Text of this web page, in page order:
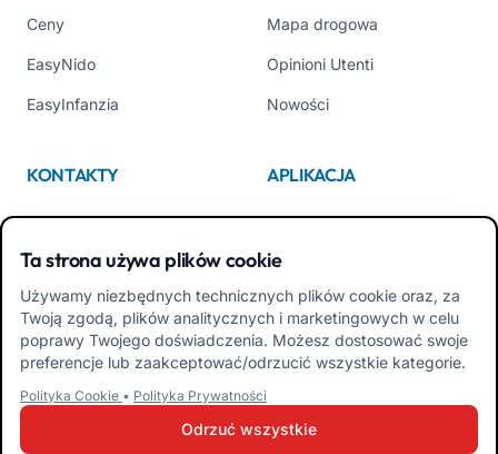
Ceny
EasyNido
EasyInfanzia
Mapa drogowa
Opinioni Utenti
Nowości
KONTAKTY
Kim jesteśmy
Contattaci
Tel +39 02 84152514
APLIKACJA
App Store
Google Play
Pobierz APK Aplikacja dla
Rodzin
Pobierz APK Aplikacja dla
Ta strona używa plików cookie
Używamy niezbędnych technicznych plików cookie oraz, za
Twoją zgodą, plików analitycznych i marketingowych w celu
poprawy Twojego doświadczenia. Możesz dostosować swoje
preferencje lub zaakceptować/odrzucić wszystkie kategorie.
Polityka Cookie • Polityka Prywatności
Odrzuć wszystkie